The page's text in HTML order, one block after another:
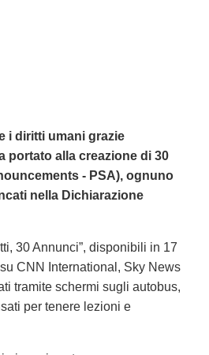
i diritti umani grazie
portato alla creazione di 30
- PSA), ognuno
nella Dichiarazione
30 Annunci”, disponibili in 17
CNN International, Sky News
tramite schermi sugli autobus,
per tenere lezioni e